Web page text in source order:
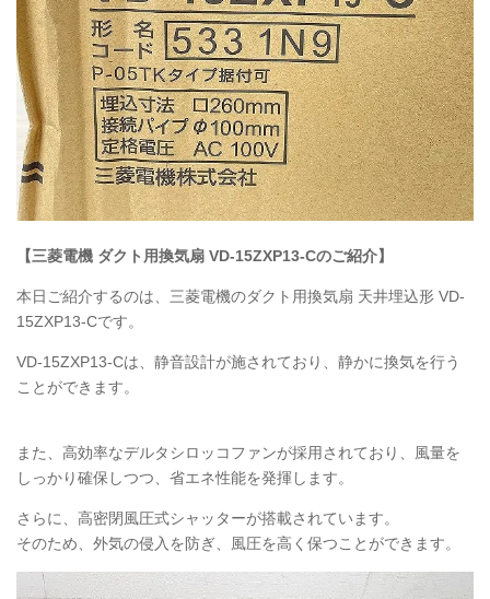
【三菱電機 ダクト用換気扇 VD-15ZXP13-Cのご紹介】
本日ご紹介するのは、三菱電機のダクト用換気扇 天井埋込形 VD-
15ZXP13-Cです。
VD-15ZXP13-Cは、静音設計が施されており、静かに換気を行う
ことができます。
また、高効率なデルタシロッコファンが採用されており、風量を
しっかり確保しつつ、省エネ性能を発揮します。
さらに、高密閉風圧式シャッターが搭載されています。
そのため、外気の侵入を防ぎ、風圧を高く保つことができます。